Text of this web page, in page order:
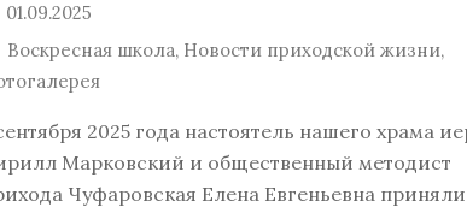
01.09.2025
Воскресная школа, Новости приходской жизни,
2025 года настоятель нашего храма
Марковский и общественный методист
Чуфаровская Елена Евгеньевна приняли